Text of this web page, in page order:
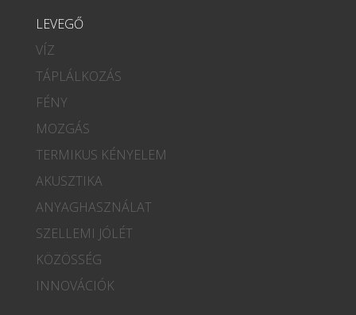
LEVEGŐ
VÍZ
TÁPLÁLKOZÁS
FÉNY
MOZGÁS
TERMIKUS KÉNYELEM
AKUSZTIKA
ANYAGHASZNÁLAT
SZELLEMI JÓLÉT
KÖZÖSSÉG
INNOVÁCIÓK